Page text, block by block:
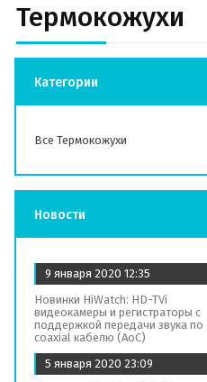
Термокожухи
Категории
Все Термокожухи
Новости
9 января 2020 12:35
Новинки HiWatch: HD-TVi
видеокамеры и регистраторы с
поддержкой передачи звука по
coaxial кабелю (AoC)
5 января 2020 23:09